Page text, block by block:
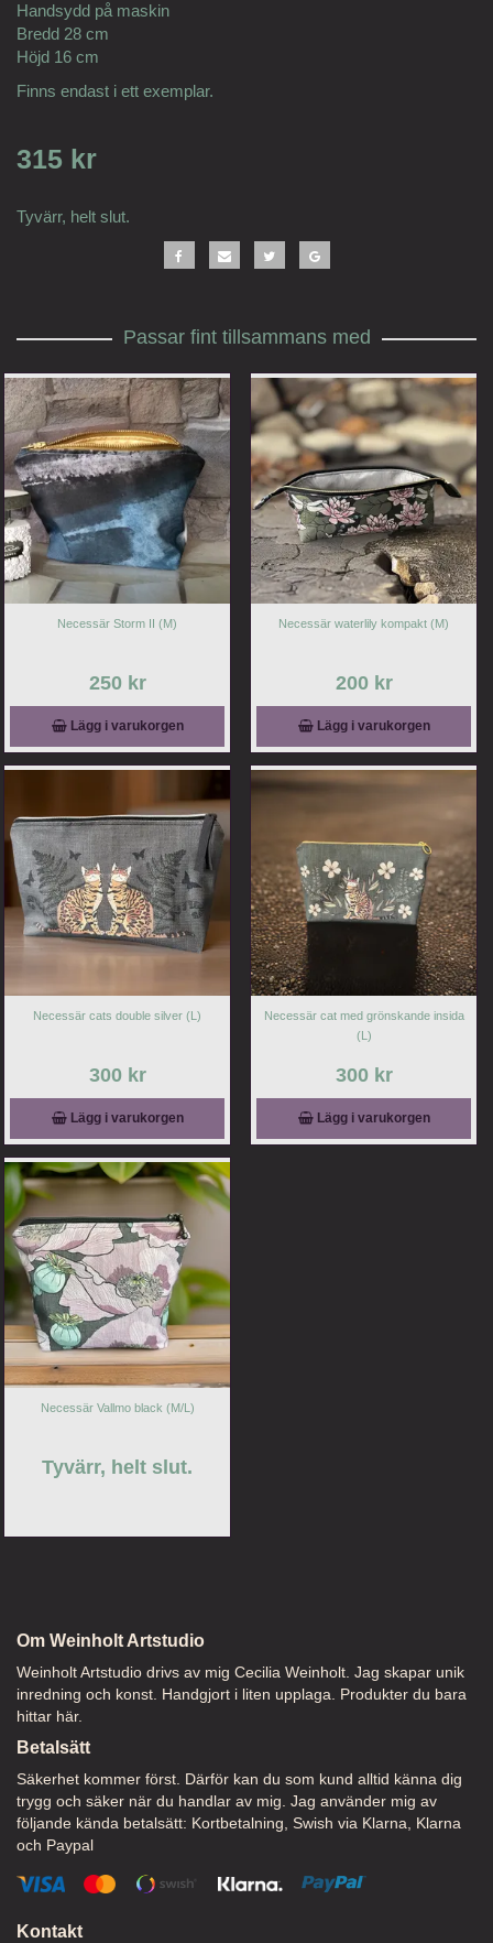
Handsydd på maskin
Bredd 28 cm
Höjd 16 cm
Finns endast i ett exemplar.
315 kr
Tyvärr, helt slut.
Passar fint tillsammans med
Necessär Storm II (M)
250 kr
Lägg i varukorgen
Necessär waterlily kompakt (M)
200 kr
Lägg i varukorgen
Necessär cats double silver (L)
300 kr
Lägg i varukorgen
Necessär cat med grönskande insida
(L)
300 kr
Lägg i varukorgen
Necessär Vallmo black (M/L)
Tyvärr, helt slut.
Om Weinholt Artstudio
Weinholt Artstudio drivs av mig Cecilia Weinholt. Jag skapar unik
inredning och konst. Handgjort i liten upplaga. Produkter du bara
hittar här.
Betalsätt
Säkerhet kommer först. Därför kan du som kund alltid känna dig
trygg och säker när du handlar av mig. Jag använder mig av
följande kända betalsätt: Kortbetalning, Swish via Klarna, Klarna
och Paypal
Kontakt